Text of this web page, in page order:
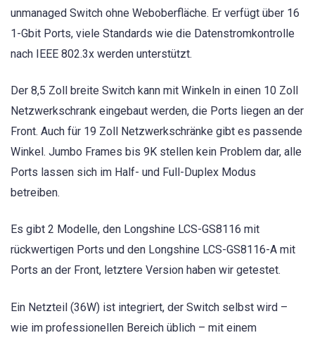
unmanaged Switch ohne Weboberfläche. Er verfügt über 16
1-Gbit Ports, viele Standards wie die Datenstromkontrolle
nach IEEE 802.3x werden unterstützt.
Der 8,5 Zoll breite Switch kann mit Winkeln in einen 10 Zoll
Netzwerkschrank eingebaut werden, die Ports liegen an der
Front. Auch für 19 Zoll Netzwerkschränke gibt es passende
Winkel. Jumbo Frames bis 9K stellen kein Problem dar, alle
Ports lassen sich im Half- und Full-Duplex Modus
betreiben.
Es gibt 2 Modelle, den Longshine LCS-GS8116 mit
rückwertigen Ports und den Longshine LCS-GS8116-A mit
Ports an der Front, letztere Version haben wir getestet.
Ein Netzteil (36W) ist integriert, der Switch selbst wird –
wie im professionellen Bereich üblich – mit einem